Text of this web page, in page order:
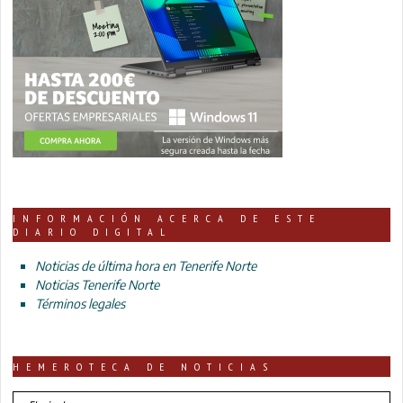
INFORMACIÓN ACERCA DE ESTE
DIARIO DIGITAL
Noticias de última hora en Tenerife Norte
Noticias Tenerife Norte
Términos legales
HEMEROTECA DE NOTICIAS
HEMEROTECA